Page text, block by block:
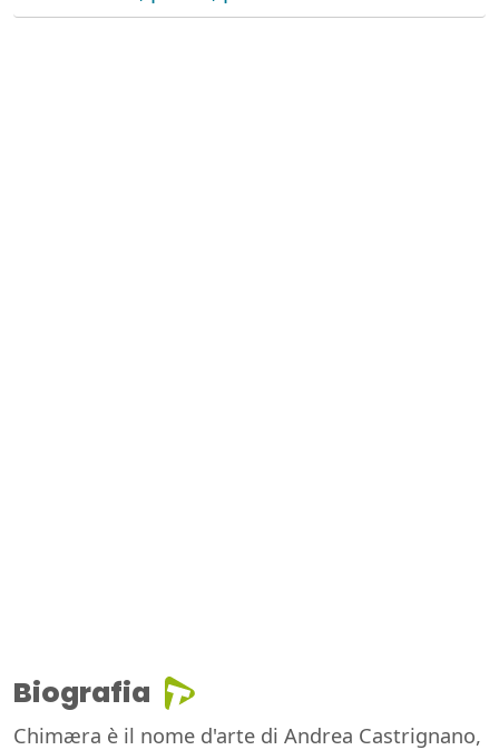
Biografia
Chimæra è il nome d'arte di Andrea Castrignano,